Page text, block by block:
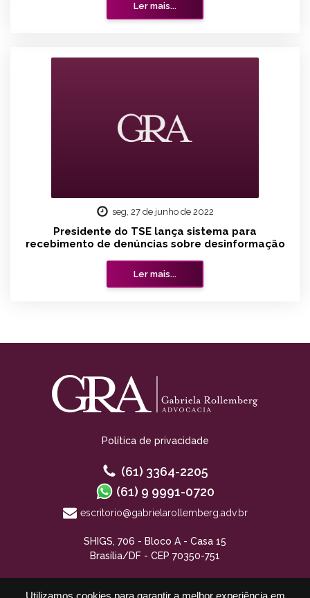
Ler mais...
seg, 27 de junho de 2022
Presidente do TSE lança sistema para
recebimento de denúncias sobre desinformação
Ler mais...
Política de privacidade
(61) 3364-2205
(61) 9 9991-0720
escritorio@gabrielarollemberg.adv.br
SHIGS, 706 - Bloco A - Casa 15
Brasília/DF - CEP 70350-751